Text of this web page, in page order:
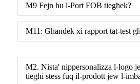
M9 Fejn hu l-Port FOB tiegħek?
M11: Għandek xi rapport tat-test
M2. Nista' nippersonalizza l-logo
tiegħi stess fuq il-prodott jew l-